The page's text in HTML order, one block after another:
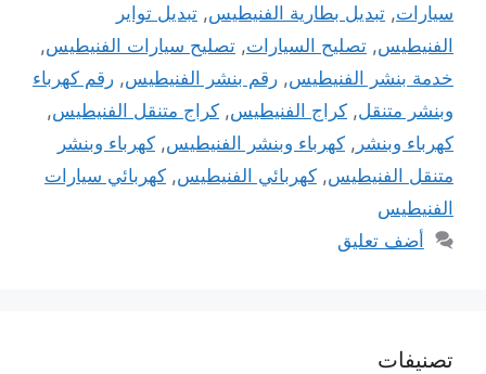
سيارات, تبديل بطارية الفنيطيس, تبديل تواير
الفنيطيس, تصليح السيارات, تصليح سيارات الفنيطيس,
خدمة بنشر الفنيطيس, رقم بنشر الفنيطيس, رقم كهرباء
وبنشر متنقل, كراج الفنيطيس, كراج متنقل الفنيطيس,
كهرباء وبنشر , كهرباء وبنشر الفنيطيس, كهرباء وبنشر
متنقل الفنيطيس, كهربائي الفنيطيس, كهربائي سيارات
الفنيطيس
أضف تعليق
تصنيفات